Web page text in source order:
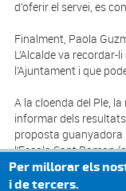
d’oferir el servei, es
Finalment, Paola
L’Alcalde va
l’Ajuntament i que
A la cloenda del Ple,
informar dels
proposta guanyadora
l’Escola Sant Ramon
despatxos), amb un
Per millorar els
i de tercers.